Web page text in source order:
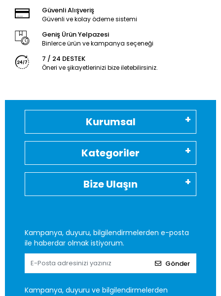
Güvenli Alışveriş
Güvenli ve kolay ödeme sistemi
Geniş Ürün Yelpazesi
Binlerce ürün ve kampanya seçeneği
7 / 24 DESTEK
Öneri ve şikayetlerinizi bize iletebilirsiniz.
Kurumsal
Kategoriler
Bize Ulaşın
Kampanya, duyuru, bilgilendirmelerden e-posta
ile haberdar olmak istiyorum.
Gönder
Kampanya, duyuru ve bilgilendirmelerden